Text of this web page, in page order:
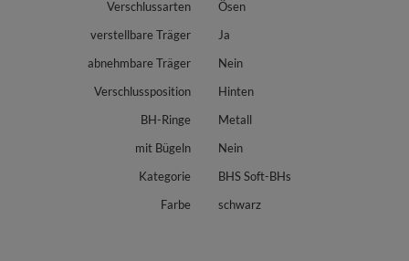
Verschlussarten
Ösen
verstellbare Träger
Ja
abnehmbare Träger
Nein
Verschlussposition
Hinten
BH-Ringe
Metall
mit Bügeln
Nein
Kategorie
BHS Soft-BHs
Farbe
schwarz